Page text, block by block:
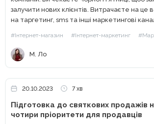
залучити нових клієнтів. Витрачаєте на
на таргетинг, sms та інші маркетингові канали.
#Інтернет-магазин #Інтернет-маркетинг
М. Ло
20.10.2023 7 хв
Підготовка до святкових продажів
чотири пріоритети для продавців